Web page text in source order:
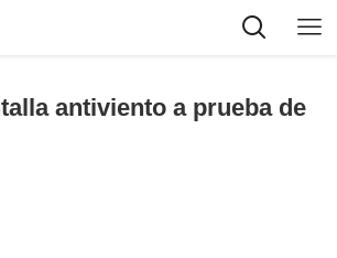
antiviento a prueba de